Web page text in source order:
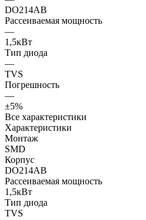
DO214AB
Рассеиваемая мощность
—
1,5кВт
Тип диода
—
TVS
Погрешность
—
±5%
Все характеристики
Характеристики
Монтаж
SMD
Корпус
DO214AB
Рассеиваемая мощность
1,5кВт
Тип диода
TVS